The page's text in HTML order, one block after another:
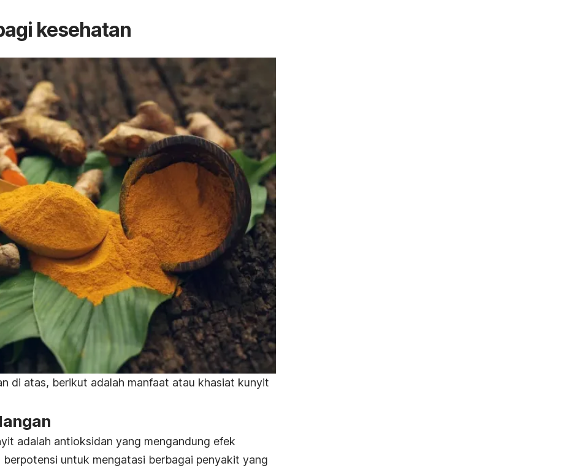
kesehatan
di atas, berikut adalah manfaat atau khasiat kunyit
adalah antioksidan yang mengandung efek
untuk mengatasi berbagai penyakit yang